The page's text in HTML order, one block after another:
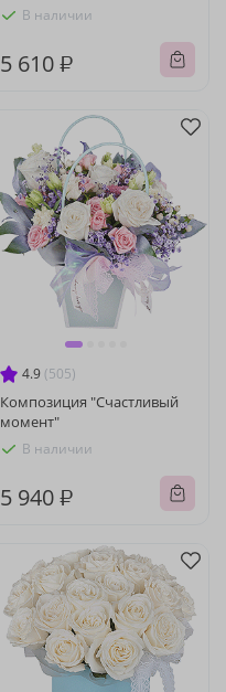
В наличии
5 610 ₽
4.9 (505)
Композиция "Счастливый
момент"
В наличии
5 940 ₽